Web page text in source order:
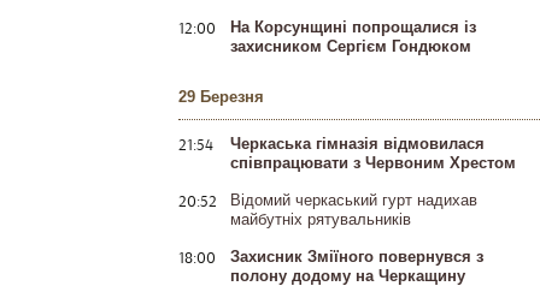
12:00
На Корсунщині попрощалися із
захисником Сергієм Гондюком
29 Березня
21:54
Черкаська гімназія відмовилася
співпрацювати з Червоним Хрестом
20:52
Відомий черкаський гурт надихав
майбутніх рятувальників
18:00
Захисник Зміїного повернувся з
полону додому на Черкащину